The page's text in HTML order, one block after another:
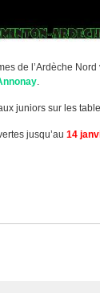
de l’Ardèche
.
juniors sur les
jusqu’au 14